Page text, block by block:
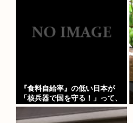
『食料自給率』の低い日本が
「核兵器で国を守る！」って、
頭おかしくね？食べ物止められ
たら終わりじゃん